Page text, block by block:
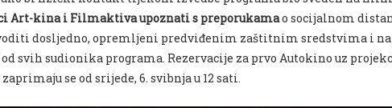
Art-kina i Filmaktiva upoznati s preporukamao socijalnom
dosljedno, opremljeni predviđenim zaštitnim sredstvima i
svih sudionika programa. Rezervacije za prvo Autokino uz
zaprimaju se od srijede, 6. svibnja u 12 sati.